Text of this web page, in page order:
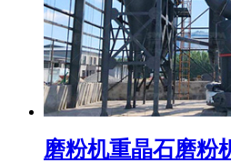
磨粉机重晶石磨粉